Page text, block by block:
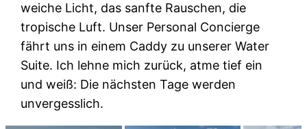
weiche Licht, das sanfte Rauschen, die
tropische Luft. Unser Personal Concierge
fährt uns in einem Caddy zu unserer Water
Suite. Ich lehne mich zurück, atme tief ein
und weiß: Die nächsten Tage werden
unvergesslich.